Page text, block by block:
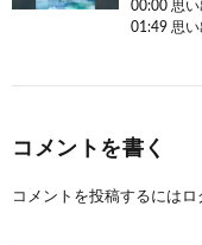
00:00 思
01:49 思
コメントを書く
コメントを投稿するには ロ